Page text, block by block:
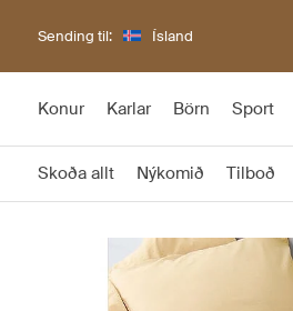
Sending til: Ísland
Konur Karlar Börn Sport
Skoða allt Nýkomið Tilboð